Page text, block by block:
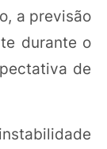
a previsão
durante o
de